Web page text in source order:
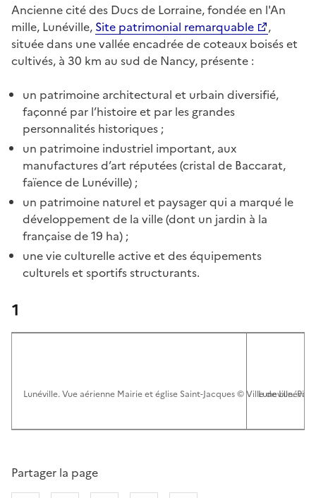
Ancienne cité des Ducs de Lorraine, fondée en l'An
mille, Lunéville, Site patrimonial remarquable
,
située dans une vallée encadrée de coteaux boisés et
cultivés, à 30 km au sud de Nancy, présente :
un patrimoine architectural et urbain diversifié,
façonné par l’histoire et par les grandes
personnalités historiques ;
un patrimoine industriel important, aux
manufactures d’art réputées (cristal de Baccarat,
faïence de Lunéville) ;
un patrimoine naturel et paysager qui a marqué le
développement de la ville (dont un jardin à la
française de 19 ha) ;
une vie culturelle active et des équipements
culturels et sportifs structurants.
1
Lunéville. Vue aérienne Mairie et église Saint-Jacques © Ville de Lunéville
Luneville.
Partager la page